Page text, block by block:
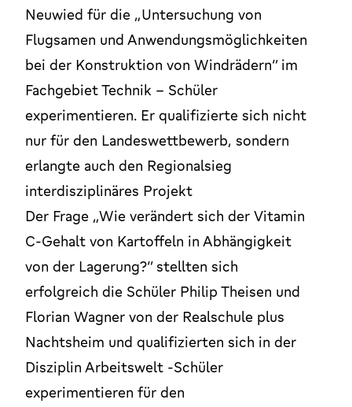
Neuwied für die „Untersuchung von
Flugsamen und Anwendungsmöglichkeiten
bei der Konstruktion von Windrädern“ im
Fachgebiet Technik – Schüler
experimentieren. Er qualifizierte sich nicht
nur für den Landeswettbewerb, sondern
erlangte auch den Regionalsieg
interdisziplinäres Projekt
Der Frage „Wie verändert sich der Vitamin
C-Gehalt von Kartoffeln in Abhängigkeit
von der Lagerung?“ stellten sich
erfolgreich die Schüler Philip Theisen und
Florian Wagner von der Realschule plus
Nachtsheim und qualifizierten sich in der
Disziplin Arbeitswelt -Schüler
experimentieren für den